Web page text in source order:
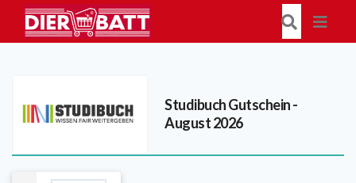
StudibuchGutschein -
August 2026